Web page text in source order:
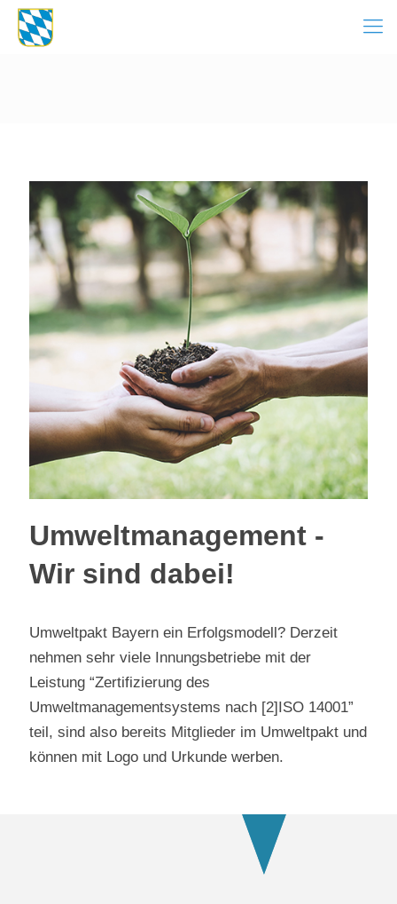
Umweltmanagement -
Wir sind dabei!
Umweltpakt Bayern ein Erfolgsmodell? Derzeit
nehmen sehr viele Innungsbetriebe mit der
Leistung “Zertifizierung des
Umweltmanagementsystems nach [2]ISO 14001”
teil, sind also bereits Mitglieder im Umweltpakt und
können mit Logo und Urkunde werben.